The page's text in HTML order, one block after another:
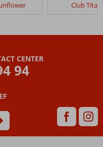
Club Titan
CENTER
94